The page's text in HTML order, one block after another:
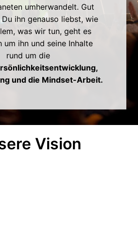
umherwandelt. Gut
ihn genauso liebst, wie
was wir tun, geht es
um ihn und seine Inhalte
rund um die
und die Mindset-Arbeit.
Vision